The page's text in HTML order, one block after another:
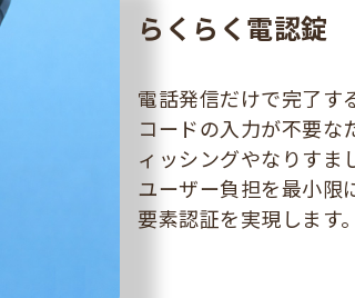
らくらく電認錠
電話発信だけで完了す
コードの入力が不要な
ィッシングやなりすま
ユーザー負担を最小限
要素認証を実現します。